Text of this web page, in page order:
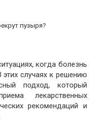
пузыря?
когда болезнь
этих случаях к решению
подход, который
лекарственных
рекомендаций и